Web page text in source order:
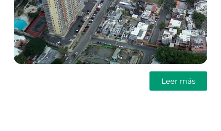
Leer más